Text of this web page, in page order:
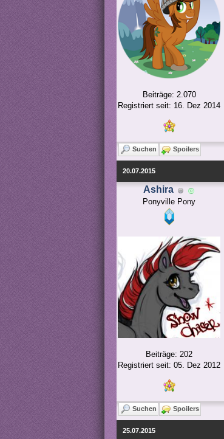
Beiträge: 2.070
Registriert seit: 16. Dez 2014
Suchen Spoilers
20.07.2015
Ashira
Ponyville Pony
Beiträge: 202
Registriert seit: 05. Dez 2012
Suchen Spoilers
25.07.2015